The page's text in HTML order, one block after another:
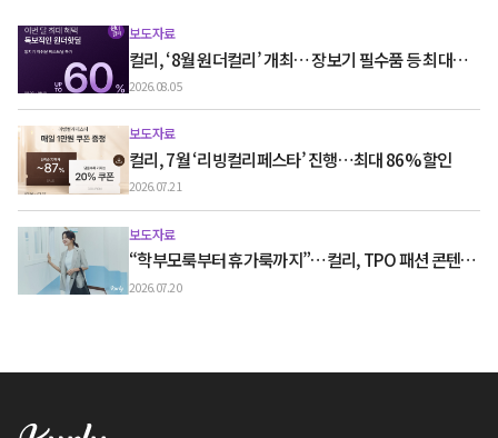
보도자료
컬리, ‘8월 원더컬리’ 개최… 장보기 필수품 등 최대
60% 할인
2026.08.05
보도자료
컬리, 7월 ‘리빙컬리페스타’ 진행…최대 86% 할인
2026.07.21
보도자료
“학부모룩부터 휴가룩까지”…컬리, TPO 패션 콘텐츠
‘스타일노트’ 흥행
2026.07.20